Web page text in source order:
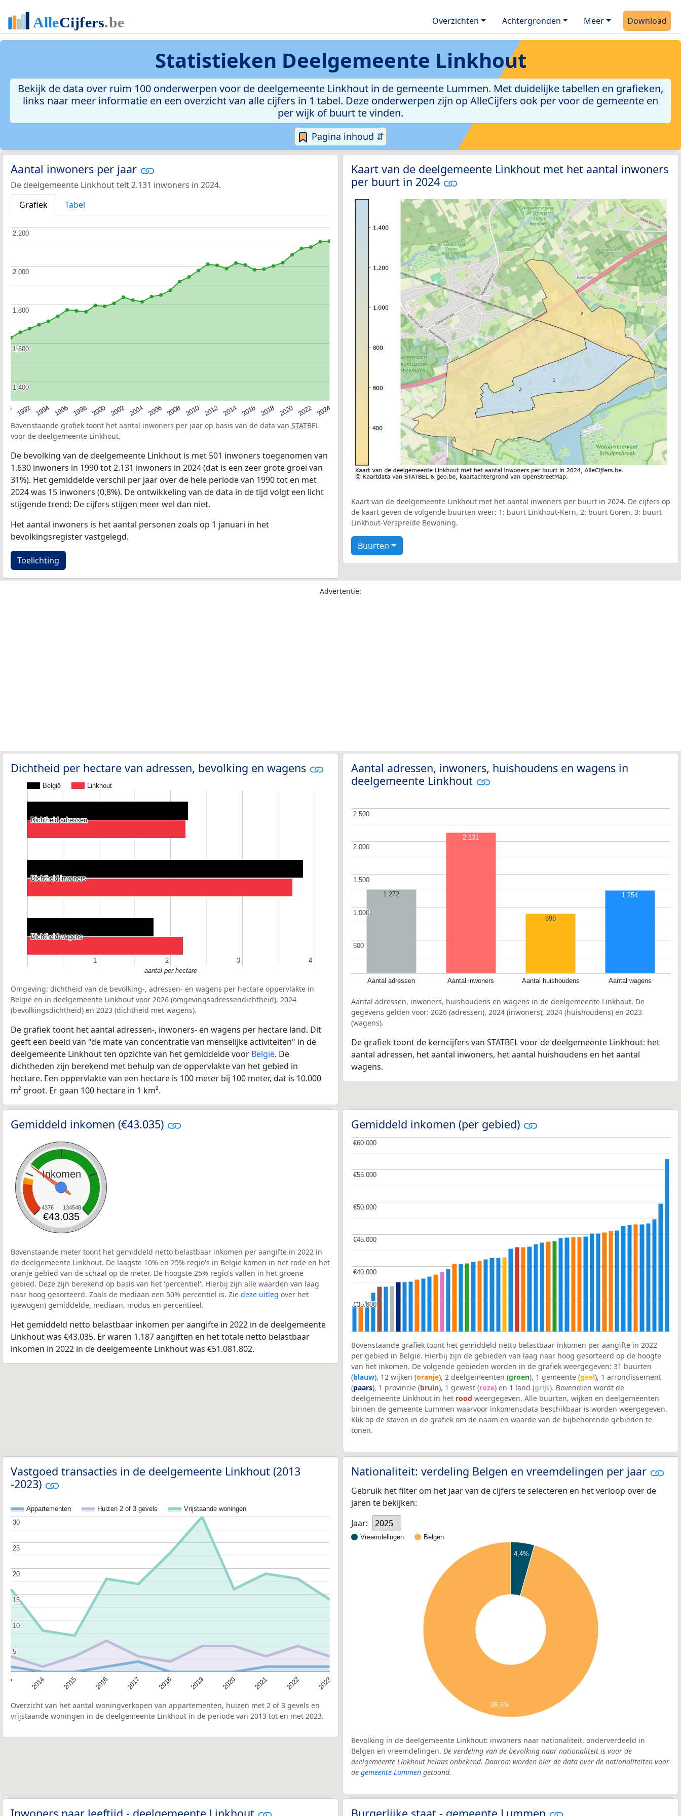
Overzichten Achtergronden Meer Download
Statistieken Deelgemeente Linkhout
Bekijk de data over ruim 100 onderwerpen voor de deelgemeente Linkhout in de gemeente Lummen. Met duidelijke tabellen en grafieken,
links naar meer informatie en een overzicht van alle cijfers in 1 tabel. Deze onderwerpen zijn op AlleCijfers ook per voor de gemeente en
per wijk of buurt te vinden.
Pagina inhoud ⇵
Aantal inwoners per jaar
De deelgemeente Linkhout telt 2.131 inwoners in 2024.
Grafiek
Tabel
1992 1994 1996 1998 2000 2002 2004 2006 2008 2010 2012 2014 2016 2018 2020 2022 2024
1.400
1.400
1.600
1.600
1.800
1.800
2.000
2.000
2.200
2.200
Bovenstaande grafiek toont het aantal inwoners per jaar op basis van de data van STATBEL
voor de deelgemeente Linkhout.
De bevolking van de deelgemeente Linkhout is met 501 inwoners toegenomen van
1.630 inwoners in 1990 tot 2.131 inwoners in 2024 (dat is een zeer grote groei van
31%). Het gemiddelde verschil per jaar over de hele periode van 1990 tot en met
2024 was 15 inwoners (0,8%). De ontwikkeling van de data in de tijd volgt een licht
stijgende trend: De cijfers stijgen meer wel dan niet.
Het aantal inwoners is het aantal personen zoals op 1 januari in het
bevolkingsregister vastgelegd.
Toelichting
Kaart van de deelgemeente Linkhout met het aantal inwoners
per buurt in 2024
Kaart van de deelgemeente Linkhout met het aantal inwoners per buurt in 2024. De cijfers op
de kaart geven de volgende buurten weer: 1: buurt Linkhout-Kern, 2: buurt Goren, 3: buurt
Linkhout-Verspreide Bewoning.
Buurten
Advertentie:
Dichtheid per hectare van adressen, bevolking en wagens
België Linkhout
11 2
2 3
3 4
4
Dichtheid adressen
Dichtheid adressen
Dichtheid inwoners
Dichtheid inwoners
Dichtheid wagens
Dichtheid wagens
aantal per hectare
Omgeving: dichtheid van de bevolking-, adressen- en wagens per hectare oppervlakte in
België en in deelgemeente Linkhout voor 2026 (omgevingsadressendichtheid), 2024
(bevolkingsdichtheid) en 2023 (dichtheid met wagens).
De grafiek toont het aantal adressen-, inwoners- en wagens per hectare land. Dit
geeft een beeld van "de mate van concentratie van menselijke activiteiten" in de
deelgemeente Linkhout ten opzichte van het gemiddelde voor België. De
dichtheden zijn berekend met behulp van de oppervlakte van het gebied in
hectare. Een oppervlakte van een hectare is 100 meter bij 100 meter, dat is 10.000
m² groot. Er gaan 100 hectare in 1 km².
Aantal adressen, inwoners, huishoudens en wagens in
deelgemeente Linkhout
Aantal adressen Aantal inwoners Aantal huishoudens Aantal wagens
500
500
1.000
1.000
1.500
1.500
2.000
2.000
2.500
2.500
1.272
2.131
898
1.254
Aantal adressen, inwoners, huishoudens en wagens in de deelgemeente Linkhout. De
gegevens gelden voor: 2026 (adressen), 2024 (inwoners), 2024 (huishoudens) en 2023
(wagens).
De grafiek toont de kerncijfers van STATBEL voor de deelgemeente Linkhout: het
aantal adressen, het aantal inwoners, het aantal huishoudens en het aantal
wagens.
Gemiddeld inkomen (€43.035)
Inkomen
4376 134548
€43.035
Bovenstaande meter toont het gemiddeld netto belastbaar inkomen per aangifte in 2022 in
de deelgemeente Linkhout. De laagste 10% en 25% regio's in België komen in het rode en het
oranje gebied van de schaal op de meter. De hoogste 25% regio's vallen in het groene
gebied. Deze zijn berekend op basis van het 'percentiel'. Hierbij zijn alle waarden van laag
naar hoog gesorteerd. Zoals de mediaan een 50% percentiel is. Zie deze uitleg over het
(gewogen) gemiddelde, mediaan, modus en percentieel.
Het gemiddeld netto belastbaar inkomen per aangifte in 2022 in de deelgemeente
Linkhout was €43.035. Er waren 1.187 aangiften en het totale netto belastbaar
inkomen in 2022 in de deelgemeente Linkhout was €51.081.802.
Gemiddeld inkomen (per gebied)
€35.000
€35.000
€40.000
€40.000
€45.000
€45.000
€50.000
€50.000
€55.000
€55.000
€60.000
€60.000
Bovenstaande grafiek toont het gemiddeld netto belastbaar inkomen per aangifte in 2022
per gebied in België. Hierbij zijn de gebieden van laag naar hoog gesorteerd op de hoogte
van het inkomen. De volgende gebieden worden in de grafiek weergegeven: 31 buurten
(blauw), 12 wijken (oranje), 2 deelgemeenten (groen), 1 gemeente (geel), 1 arrondissement
(paars), 1 provincie (bruin), 1 gewest (roze) en 1 land (grijs). Bovendien wordt de
deelgemeente Linkhout in het rood weergegeven. Alle buurten, wijken en deelgemeenten
binnen de gemeente Lummen waarvoor inkomensdata beschikbaar is worden weergegeven.
Klik op de staven in de grafiek om de naam en waarde van de bijbehorende gebieden te
tonen.
Vastgoed transacties in de deelgemeente Linkhout (2013
-2023)
Appartementen Huizen 2 of 3 gevels Vrijstaande woningen
2014 2015 2016 2017 2018 2019 2020 2021 2022 2023
5
5
10
10
15
15
20
20
25
25
30
30
Overzicht van het aantal woningverkopen van appartementen, huizen met 2 of 3 gevels en
vrijstaande woningen in de deelgemeente Linkhout in de periode van 2013 tot en met 2023.
Nationaliteit: verdeling Belgen en vreemdelingen per jaar
Gebruik het filter om het jaar van de cijfers te selecteren en het verloop over de
jaren te bekijken:
Jaar:
2025
Vreemdelingen Belgen
4,4%
95,6%
Bevolking in de deelgemeente Linkhout: inwoners naar nationaliteit, onderverdeeld in
Belgen en vreemdelingen. De verdeling van de bevolking naar nationaliteit is voor de
deelgemeente Linkhout helaas onbekend. Daarom worden hier de data over de nationaliteiten voor
de gemeente Lummen getoond.
Inwoners naar leeftijd - deelgemeente Linkhout Burgerlijke staat - gemeente Lummen